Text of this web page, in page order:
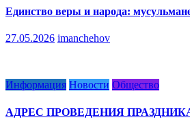
Единство веры и народа:
27.05.2026 imanchehov
Информация Новости Общество
АДРЕС ПРОВЕДЕНИЯ